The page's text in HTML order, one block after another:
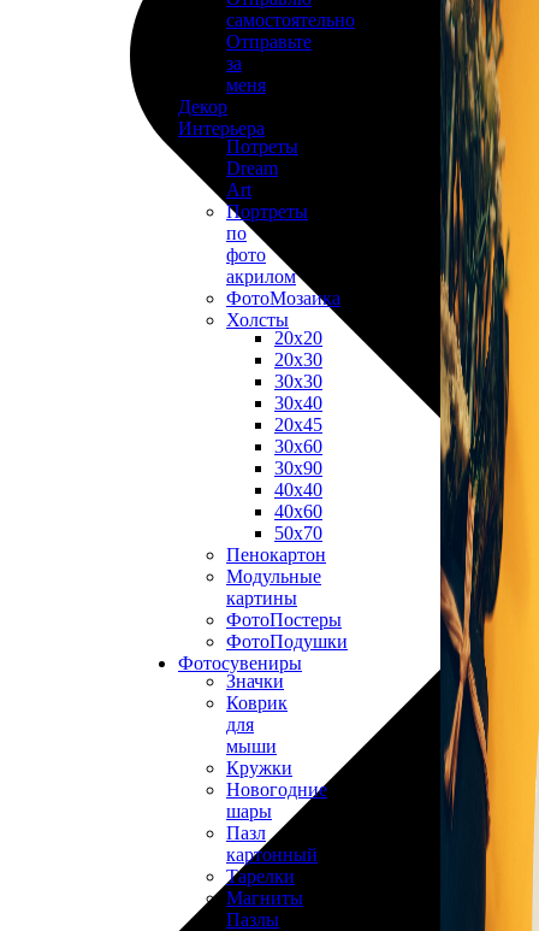
самостоятельно
Отправьте
за
меня
Декор
Интерьера
Потреты
Dream
Art
Портреты
по
фото
акрилом
ФотоМозаика
Холсты
20х20
20х30
30х30
30х40
20х45
30х60
30х90
40х40
40х60
50х70
Пенокартон
Модульные
картины
ФотоПостеры
ФотоПодушки
Фотоcувениры
Значки
Коврик
для
мыши
Кружки
Новогодние
шары
Пазл
картонный
Тарелки
Магниты
Пазлы